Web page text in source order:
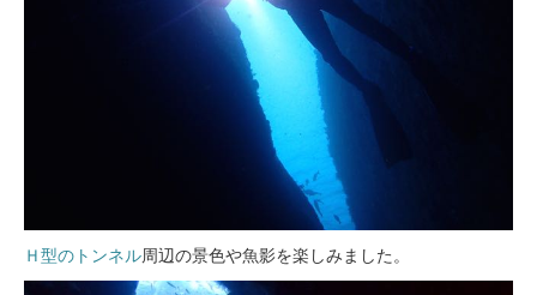
Ｈ型のトンネル周辺の景色や魚影を楽しみました。